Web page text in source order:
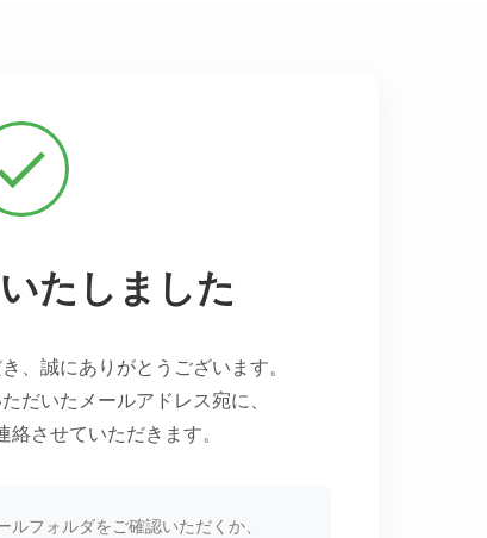
たしました
、誠にありがとうございます。
だいたメールアドレス宛に、
させていただきます。
フォルダをご確認いただくか、